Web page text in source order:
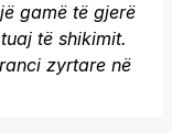
gamë të gjerë
të shikimit.
zyrtare në